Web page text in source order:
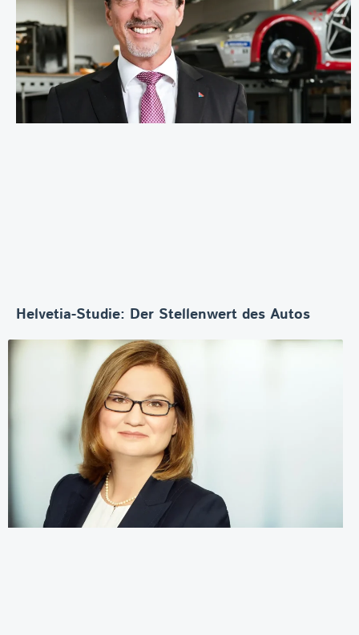
Helvetia-Studie: Der Stellenwert des Autos